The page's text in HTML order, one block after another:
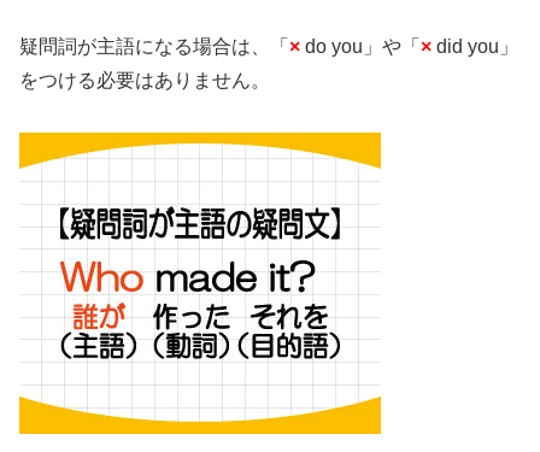
疑問詞が主語になる場合は、「 × do you」や「 × did you」
をつける必要はありません。